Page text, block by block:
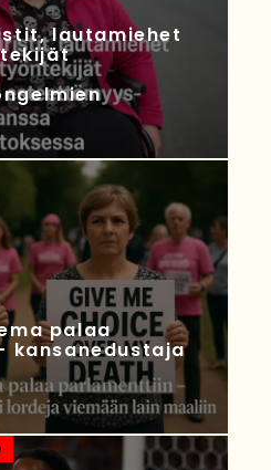
lautamiehet
palaa
kansanedustaja